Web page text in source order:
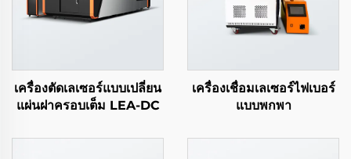
เครื่องตัดเลเซอร์แบบเปลี่ยน
แผ่นฝาครอบเต็ม LEA-DC
เครื่องเชื่อมเลเซอร์ไฟเบอร์
แบบพกพา